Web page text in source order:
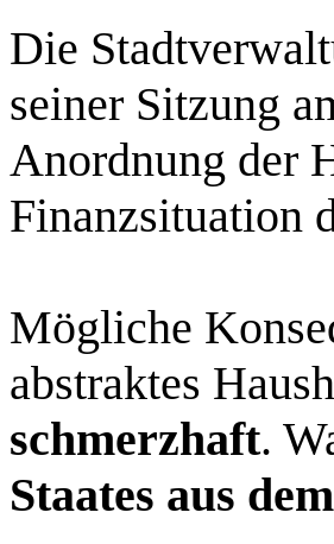
Die
seiner Sitzung
Anordnung der
Finanzsituation
Mögliche
abstraktes
schmerzhaft.
Staates aus